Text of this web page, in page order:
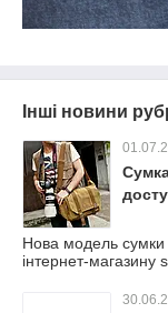
Інші новини
Нова модель
інтернет-магазину